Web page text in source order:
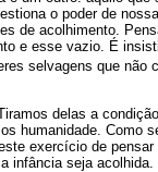
o poder de
de acolhimento.
e esse vazio. É
selvagens que não
delas a
humanidade. Como
exercício de
infância seja acolhida.